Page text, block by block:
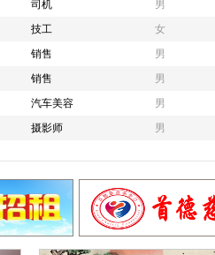
司机 男
技工 女
销售 男
销售 男
汽车美容 男
摄影师 男